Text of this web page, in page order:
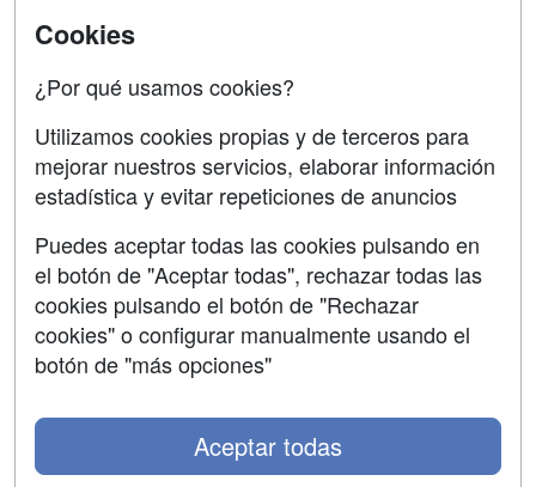
Aviso legal
Grupo formazion:
Copyright 2000-2026 Formazion Web, S.L. - Calle
Cookies
¿Por qué usamos cookies?
Utilizamos cookies propias y de terceros para
mejorar nuestros servicios, elaborar información
estadística y evitar repeticiones de anuncios
Puedes aceptar todas las cookies pulsando en
el botón de "Aceptar todas", rechazar todas las
cookies pulsando el botón de "Rechazar
cookies" o configurar manualmente usando el
botón de "más opciones"
Aceptar todas